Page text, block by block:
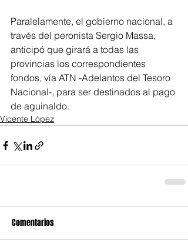
Paralelamente, el gobierno nacional, a
través del peronista Sergio Massa,
anticipó que girará a todas las
provincias los correspondientes
fondos, vía ATN -Adelantos del Tesoro
Nacional-, para ser destinados al pago
de aguinaldo.
Vicente López
Comentarios